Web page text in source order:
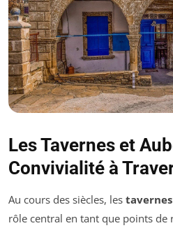
Les Tavernes et
Convivialité à
Au cours des siècles, les tavernes
rôle central en tant que points de